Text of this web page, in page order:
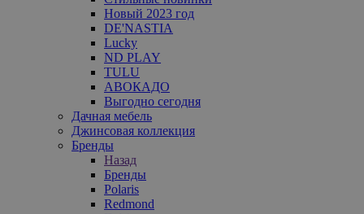
Новый 2023 год
DE'NASTIA
Lucky
ND PLAY
TULU
АВОКАДО
Выгодно сегодня
Дачная мебель
Джинсовая коллекция
Бренды
Назад
Бренды
Polaris
Redmond